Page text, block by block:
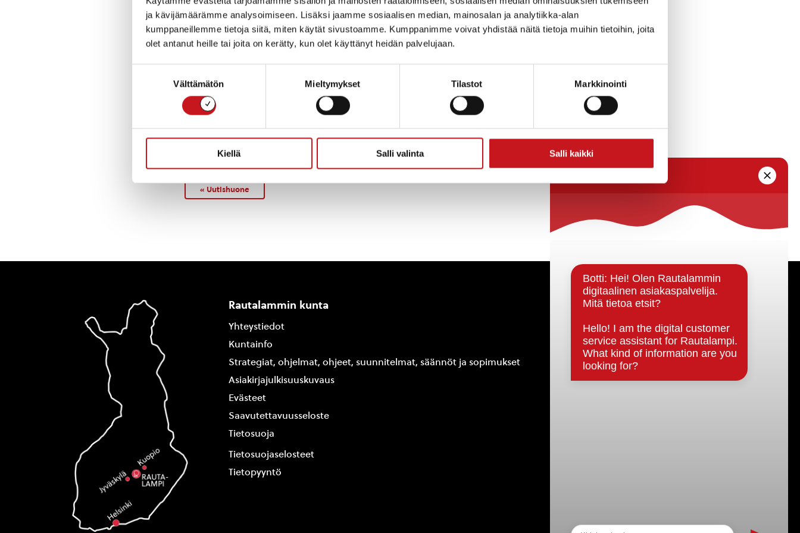
ja kävijämäärämme analysoimiseen. Lisäksi jaamme sosiaalisen median, mainosalan ja analytiikka-alan
kumppaneillemme tietoja siitä, miten käytät sivustoamme. Kumppanimme voivat yhdistää näitä tietoja muihin tietoihin, joita
olet antanut heille tai joita on kerätty, kun olet käyttänyt heidän palvelujaan.
Välttämätön Mieltymykset Tilastot Markkinointi
Kiellä Salli valinta Salli kaikki
Teknisen johtajan kelpoisuusehdot edellyttävät kunnallishallinnon ja toimialaan
kuuluvien lakin tuntemista. Kelpoisuusehtona tulisi olla ylempi korkeakoulututkinto
Lisäksi viran menestyksellinen hoitaminen edellyttää hyviä johtamis- ja
vuorovaikutustaitoja, käytännön kokemusta lupaviranomaisena toimimisesta,
projektien läpiviemisestä ja kunnallistekniikan rakentamisesta, julkisista hankinnoista
« Uutishuone
Rautalammin kunta
Yhteystiedot
Kuntainfo
Strategiat, ohjelmat, ohjeet, suunnitelmat, säännöt ja sopimukset
Asiakirjajulkisuuskuvaus
Evästeet
Saavutettavuusseloste
Tietosuoja
Tietosuojaselosteet
Tietopyyntö
Päätöksenteko ja lähidemokratia
Päätökset, esityslistat & pöytäkirjat
Hallinto
Kunnanhallitus
Kunnanvaltuusto